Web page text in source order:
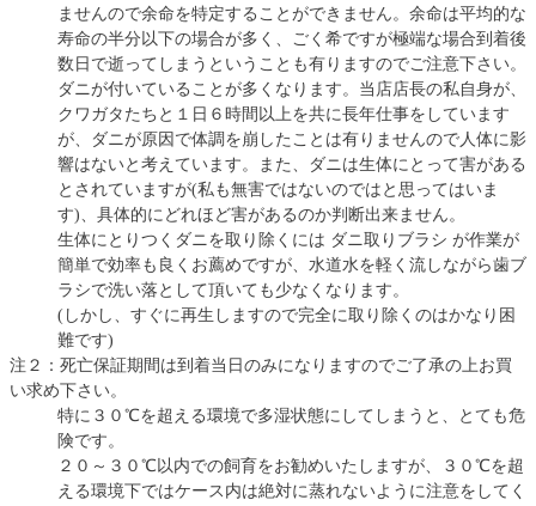
ませんので余命を特定することができません。余命は平均的な
寿命の半分以下の場合が多く、ごく希ですが極端な場合到着後
数日で逝ってしまうということも有りますのでご注意下さい。
ダニが付いていることが多くなります。当店店長の私自身が、
クワガタたちと１日６時間以上を共に長年仕事をしています
が、ダニが原因で体調を崩したことは有りませんので人体に影
響はないと考えています。また、ダニは生体にとって害がある
とされていますが(私も無害ではないのではと思ってはいま
す)、具体的にどれほど害があるのか判断出来ません。
生体にとりつくダニを取り除くには ダニ取りブラシ が作業が
簡単で効率も良くお薦めですが、水道水を軽く流しながら歯ブ
ラシで洗い落として頂いても少なくなります。
(しかし、すぐに再生しますので完全に取り除くのはかなり困
難です)
注２：死亡保証期間は到着当日のみになりますのでご了承の上お買
い求め下さい。
特に３０℃を超える環境で多湿状態にしてしまうと、とても危
険です。
２０～３０℃以内での飼育をお勧めいたしますが、３０℃を超
える環境下ではケース内は絶対に蒸れないように注意をしてく